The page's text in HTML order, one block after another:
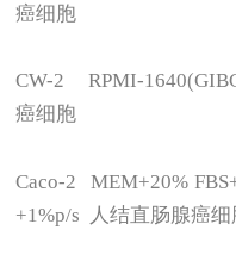
癌细胞
CW-2 RPMI-
癌细胞
Caco-2 MEM+20%
+1%p/s 人结直肠腺癌细